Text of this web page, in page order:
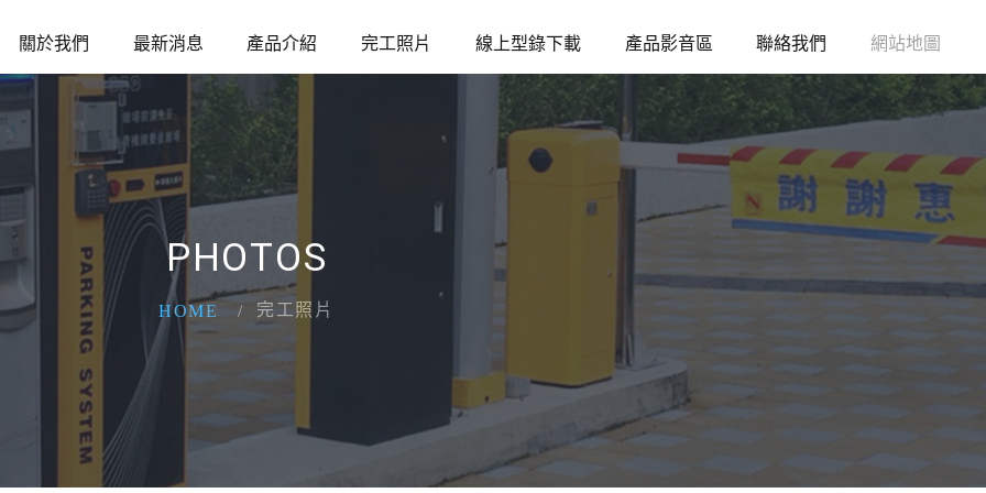
關於我們 最新消息 產品介紹 完工照片 線上型錄下載 產品影音區 聯絡我們 網站地圖
PHOTOS
HOME 完工照片